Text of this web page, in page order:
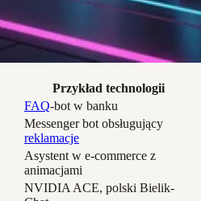
Przykład technologii
FAQ-bot w banku
Messenger bot obsługujący
reklamacje
Asystent w e-commerce z
animacjami
NVIDIA ACE, polski Bielik-